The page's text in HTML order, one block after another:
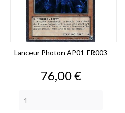
Lanceur Photon AP01-FR003
Prix
76,00 €